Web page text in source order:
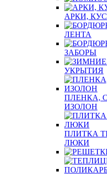
АРКИ,
ЛЕНТА
ЗАБОРЫ
УКРЫТИЯ
ПЛЕНКА,
ИЗОЛОН
ПЛИТКА
ЛЮКИ